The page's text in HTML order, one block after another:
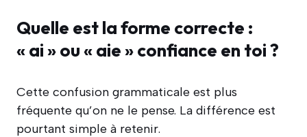
Quelle est la forme correcte :
« ai » ou « aie » confiance en toi ?
Cette confusion grammaticale est plus
fréquente qu’on ne le pense. La différence est
pourtant simple à retenir.